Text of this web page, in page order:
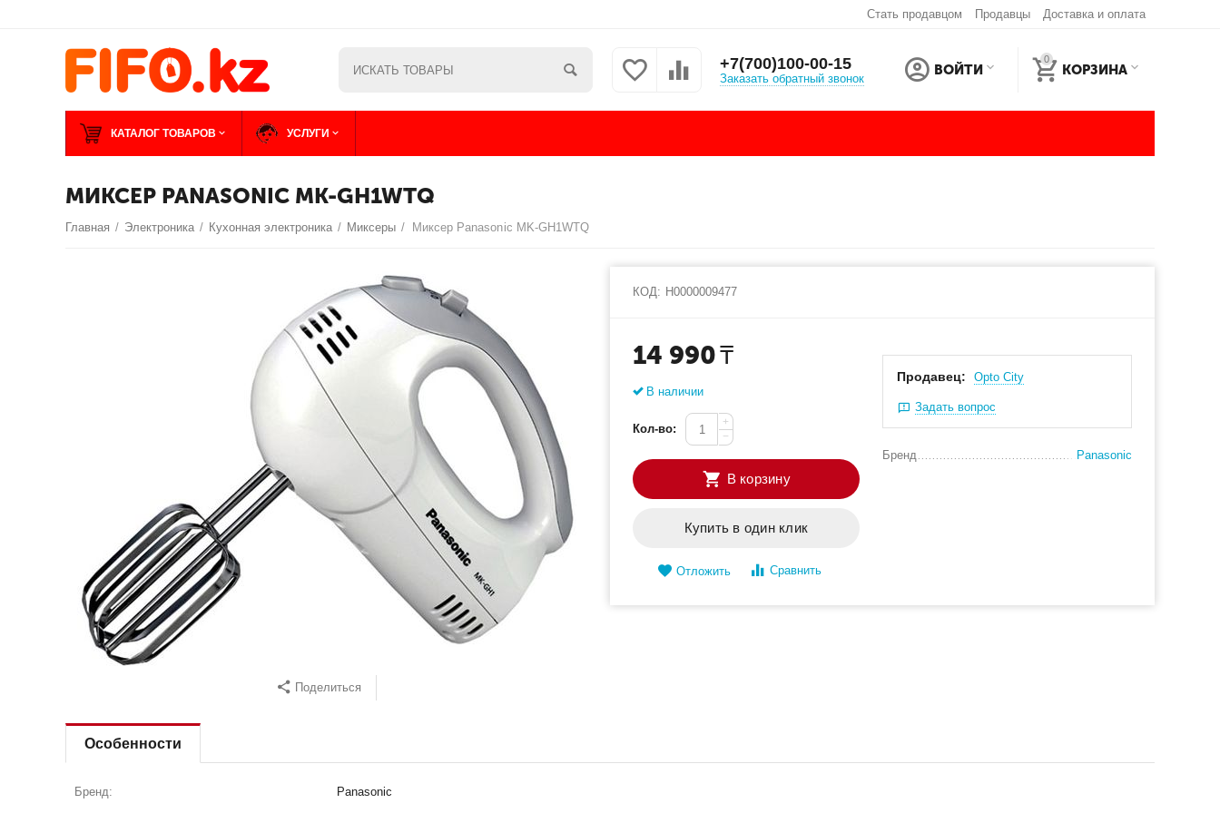
Стать продавцом Продавцы Доставка и оплата
+7(700)100-00-15
Заказать обратный звонок
ВОЙТИ
0
КОРЗИНА
КАТАЛОГ ТОВАРОВ УСЛУГИ
МИКСЕР PANASONIC MK-GH1WTQ
Главная / Электроника / Кухонная электроника / Миксеры / Миксер Panasonic MK-GH1WTQ
Поделиться
КОД: Н0000009477
14 990 ₸
В наличии
Кол-во:
+
−
В корзину
Купить в один клик
Отложить Сравнить
Продавец: Оpto City
Задать вопрос
Бренд Panasonic
Особенности
Бренд: Panasonic